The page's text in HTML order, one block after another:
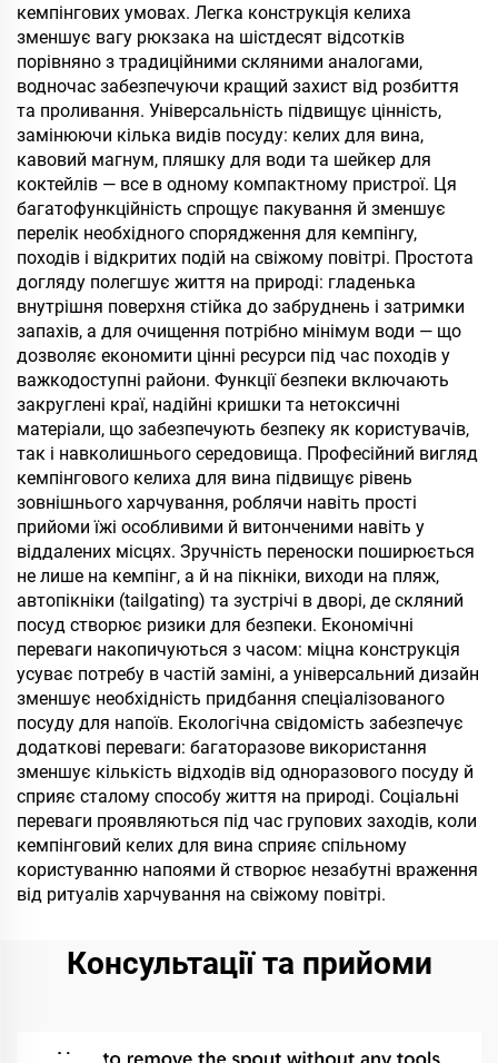
кемпінгових умовах. Легка конструкція келиха
зменшує вагу рюкзака на шістдесят відсотків
порівняно з традиційними скляними аналогами,
водночас забезпечуючи кращий захист від розбиття
та проливання. Універсальність підвищує цінність,
замінюючи кілька видів посуду: келих для вина,
кавовий магнум, пляшку для води та шейкер для
коктейлів — все в одному компактному пристрої. Ця
багатофункційність спрощує пакування й зменшує
перелік необхідного спорядження для кемпінгу,
походів і відкритих подій на свіжому повітрі. Простота
догляду полегшує життя на природі: гладенька
внутрішня поверхня стійка до забруднень і затримки
запахів, а для очищення потрібно мінімум води — що
дозволяє економити цінні ресурси під час походів у
важкодоступні райони. Функції безпеки включають
закруглені краї, надійні кришки та нетоксичні
матеріали, що забезпечують безпеку як користувачів,
так і навколишнього середовища. Професійний вигляд
кемпінгового келиха для вина підвищує рівень
зовнішнього харчування, роблячи навіть прості
прийоми їжі особливими й витонченими навіть у
віддалених місцях. Зручність переноски поширюється
не лише на кемпінг, а й на пікніки, виходи на пляж,
автопікніки (tailgating) та зустрічі в дворі, де скляний
посуд створює ризики для безпеки. Економічні
переваги накопичуються з часом: міцна конструкція
усуває потребу в частій заміні, а універсальний дизайн
зменшує необхідність придбання спеціалізованого
посуду для напоїв. Екологічна свідомість забезпечує
додаткові переваги: багаторазове використання
зменшує кількість відходів від одноразового посуду й
сприяє сталому способу життя на природі. Соціальні
переваги проявляються під час групових заходів, коли
кемпінговий келих для вина сприяє спільному
користуванню напоями й створює незабутні враження
від ритуалів харчування на свіжому повітрі.
Консультації та прийоми